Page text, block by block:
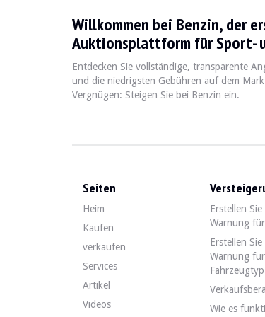
Le Mitsubishi Outlander est un SUV
Fiche technique
Guide de l'acheteur
Lorsque vous envisagez d'acheter un
Entdecken Sie alle unsere Angebote von
Willkommen bei Benzin, der
Auktionsplattform für Sport-
Entdecken Sie vollständige, transparente
und die niedrigsten Gebühren auf dem
Vergnügen: Steigen Sie bei Benzin ein.
Seiten
Heim
Kaufen
verkaufen
Services
Artikel
Videos
Erstellen Sie
Warnung für
Erstellen Sie
Warnung
Fahrzeugtyp
Wie es